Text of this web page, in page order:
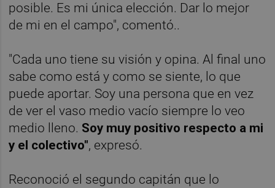
posible. Es mi única elección. Dar lo mejor
de mi en el campo", comentó..
"Cada uno tiene su visión y opina. Al final uno
sabe como está y como se siente, lo que
puede aportar. Soy una persona que en vez
de ver el vaso medio vacío siempre lo veo
medio lleno. Soy muy positivo respecto a mi
y el colectivo", expresó.
Reconoció el segundo capitán que lo